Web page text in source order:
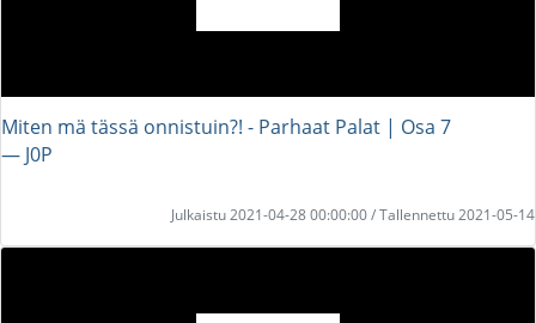
Miten mä tässä onnistuin?! - Parhaat Palat | Osa 7
― J0P
Julkaistu 2021-04-28 00:00:00 / Tallennettu 2021-05-14